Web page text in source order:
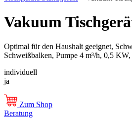
Vakuum
Optimal für den Haushalt geeignet,
Schweißbalken, Pumpe 4 m³/h, 0,5
individuell
ja
Zum Shop
Beratung